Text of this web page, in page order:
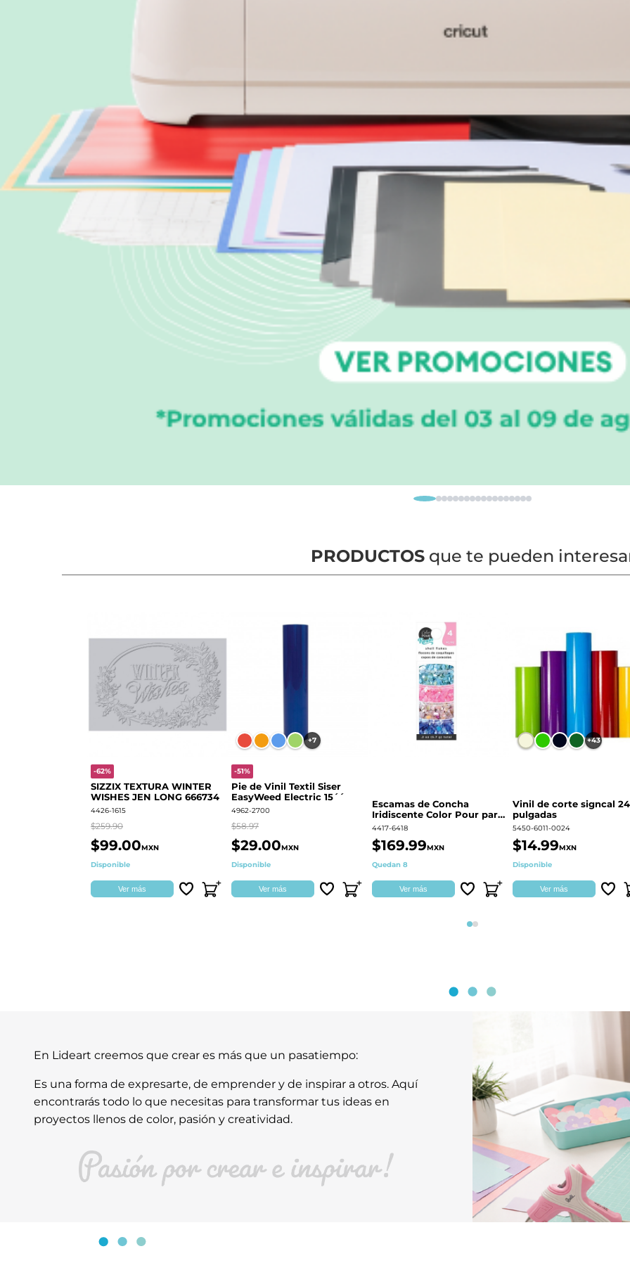
PRODUCTOSque te pueden
-62%
SIZZIX TEXTURA WINTER
WISHES JEN LONG 666734
4426-1615
$259.90
$99.00MXN
Disponible
Ver más
+7
-51%
Pie de Vinil Textil Siser
EasyWeed Electric 15´´
4962-2700
$58.97
$29.00MXN
Disponible
Ver más
Escamas de Concha
Iridiscente Color Pour para
decoración | 359687
4417-6418
$169.99MXN
Quedan 8
Ver más
+43
Vinil de corte signcal 24
pulgadas
5450-6011-0024
$14.99MXN
Disponible
Ver más
Página 1
Página 2
En Lideart creemos que crear es más que un pasatiempo:
Es una forma de expresarte, de emprender y de inspirar a otros. Aquí
encontrarás todo lo que necesitas para transformar tus ideas en
proyectos llenos de color, pasión y creatividad.